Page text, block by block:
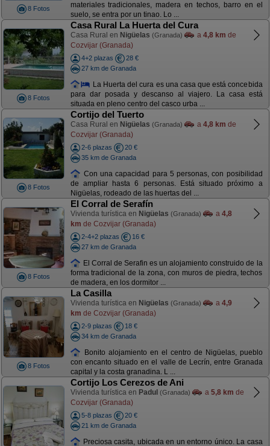
8 Fotos
materiales tradicionales, madera en techos, barro en el
suelo, se entra por un tinao. Lo ...
8 Fotos
Casa Rural La Huerta del Cura
Casa Rural en Nigüelas (Granada) a 4,8 km de
Cozvijar (Granada)
4+2 plazas
28 €
27 km de Granada
La Huerta del cura es una casa que está concebida
para dar posada y descanso al viajero. La casa está
situada en pleno centro del casco urba ...
8 Fotos
Cortijo del Tuerto
Casa Rural en Nigüelas (Granada) a 4,8 km de
Cozvijar (Granada)
2-6 plazas
20 €
35 km de Granada
Con una capacidad para 5 personas, con posibilidad
de ampliar hasta 6 personas. Está situado próximo a
Nigüelas, rodeado de las huertas del ...
8 Fotos
El Corral de Serafín
Vivienda turística en Nigüelas (Granada) a 4,8
km de Cozvijar (Granada)
2-4+2 plazas
16 €
27 km de Granada
El Corral de Serafin es un alojamiento construido de la
forma tradicional de la zona, con muros de piedra, techos
de madera, en los dormitor ...
8 Fotos
La Casilla
Vivienda turística en Nigüelas (Granada) a 4,9
km de Cozvijar (Granada)
2-9 plazas
18 €
34 km de Granada
Bonito alojamiento en el centro de Nigüelas, pueblo
con encanto situado en el valle de Lecrín, entre Granada
capital y la costa granadina. L ...
Cortijo Los Cerezos de Ani
Vivienda turística en Padul (Granada) a 5,8 km de
Cozvijar (Granada)
5-8 plazas
20 €
21 km de Granada
Preciosa casita, ubicada en un entorno único. La casa